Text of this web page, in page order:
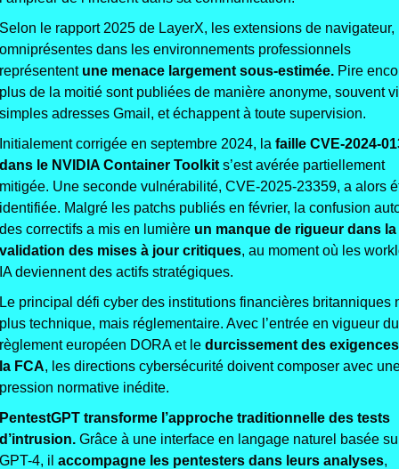
Selon le rapport 2025 de LayerX, les extensions de navigateur,
omniprésentes dans les environnements professionnels
représentent une menace largement sous-estimée. Pire
plus de la moitié sont publiées de manière anonyme, souvent
simples adresses Gmail, et échappent à toute supervision.
Initialement corrigée en septembre 2024, la faille CVE-2024-
dans le NVIDIA Container Toolkit s’est avérée partiellement
mitigée. Une seconde vulnérabilité, CVE-2025-23359, a alors
identifiée. Malgré les patchs publiés en février, la confusion
des correctifs a mis en lumière un manque de rigueur dans la
validation des mises à jour critiques, au moment où les
IA deviennent des actifs stratégiques.
Le principal défi cyber des institutions financières britanniques
plus technique, mais réglementaire. Avec l’entrée en vigueur du
règlement européen DORA et le durcissement des
la FCA, les directions cybersécurité doivent composer avec
pression normative inédite.
PentestGPT transforme l’approche traditionnelle des tests
d’intrusion. Grâce à une interface en langage naturel basée
GPT-4, il accompagne les pentesters dans leurs analyses,